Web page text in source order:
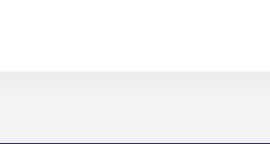
L. Krejza